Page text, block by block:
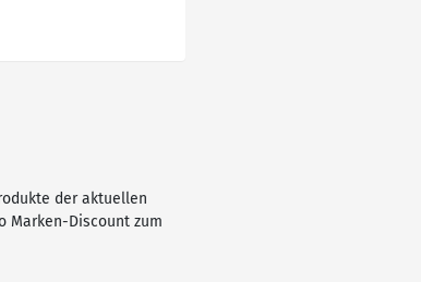
der aktuellen
Marken-Discount zum